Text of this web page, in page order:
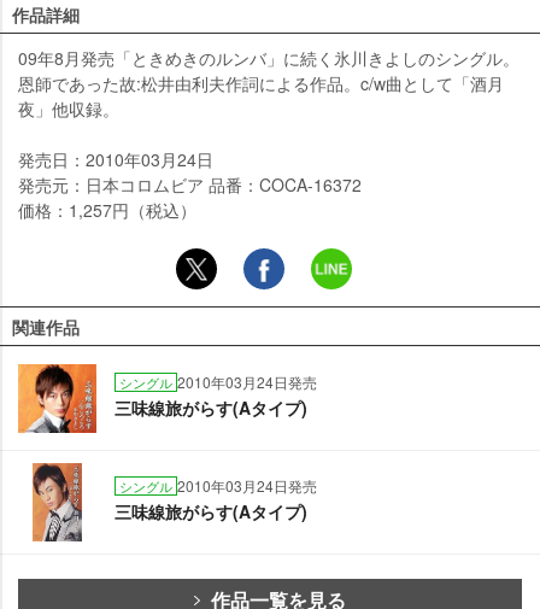
作品詳細
09年8月発売「ときめきのルンバ」に続く氷川きよしのシングル。
恩師であった故:松井由利夫作詞による作品。c/w曲として「酒月
夜」他収録。
発売日：2010年03月24日
発売元：日本コロムビア 品番：COCA-16372
価格：1,257円（税込）
関連作品
シングル 2010年03月24日発売
三味線旅がらす(Aタイプ)
シングル 2010年03月24日発売
三味線旅がらす(Aタイプ)
作品一覧を見る